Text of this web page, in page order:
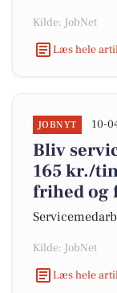
Kilde: JobNet
Læs hele
JOBNYT 10-
Bliv
165 kr./
frihed og
Kilde: JobNet
Læs hele